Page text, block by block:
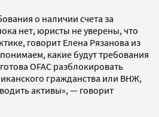
о наличии счета за
нет, юристы не уверены, что
говорит Елена Рязанова из
какие будут требования
OFAC разблокировать
гражданства или ВНЖ,
активы», — говорит